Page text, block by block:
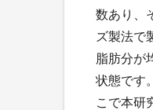
数あり、
ズ製法で
脂肪分が
状態です
こで本研